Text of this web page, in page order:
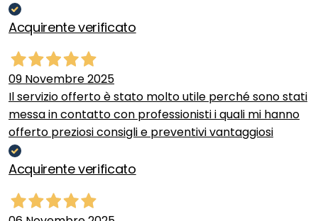
Acquirente verificato
09 Novembre 2025
Il servizio offerto è stato molto utile perché sono stati
messa in contatto con professionisti i quali mi hanno
offerto preziosi consigli e preventivi vantaggiosi
Acquirente verificato